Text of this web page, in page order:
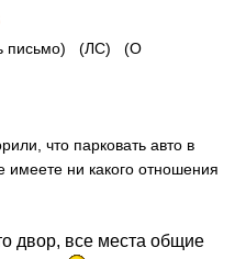
письмо) (ЛС) (О
что парковать авто в
ни какого отношения
двор, все места общие